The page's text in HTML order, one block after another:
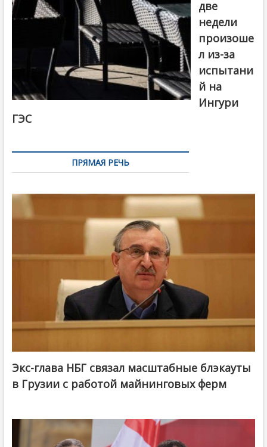
две
недели
произоше
л из-за
испытани
й на
Ингури
ГЭС
ПРЯМАЯ РЕЧЬ
Экс-глава НБГ связал масштабные блэкауты
в Грузии с работой майнинговых ферм